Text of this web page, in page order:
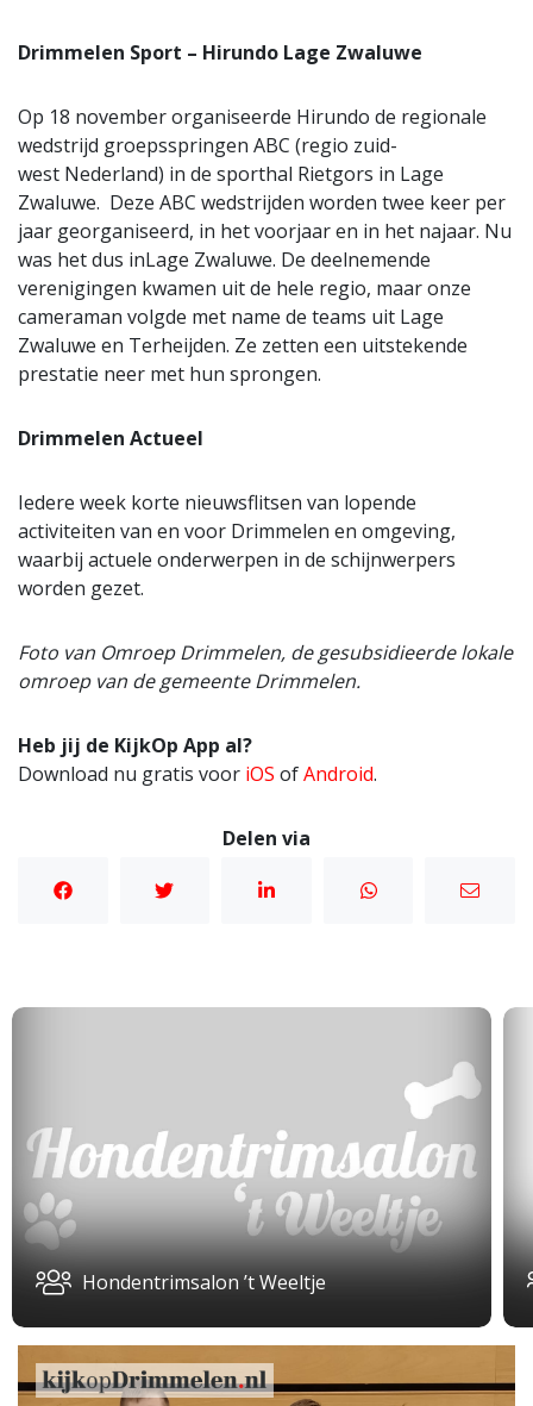
Drimmelen Sport – Hirundo Lage Zwaluwe
Op 18 november organiseerde Hirundo de regionale
wedstrijd groepsspringen ABC (regio zuid-
west Nederland) in de sporthal Rietgors in Lage
Zwaluwe. Deze ABC wedstrijden worden twee keer per
jaar georganiseerd, in het voorjaar en in het najaar. Nu
was het dus inLage Zwaluwe. De deelnemende
verenigingen kwamen uit de hele regio, maar onze
cameraman volgde met name de teams uit Lage
Zwaluwe en Terheijden. Ze zetten een uitstekende
prestatie neer met hun sprongen.
Drimmelen Actueel
Iedere week korte nieuwsflitsen van lopende
activiteiten van en voor Drimmelen en omgeving,
waarbij actuele onderwerpen in de schijnwerpers
worden gezet.
Foto van Omroep Drimmelen, de gesubsidieerde lokale
omroep van de gemeente Drimmelen.
Heb jij de KijkOp App al?
Download nu gratis voor iOS ofAndroid.
Delen via
Hondentrimsalon ’t Weeltje